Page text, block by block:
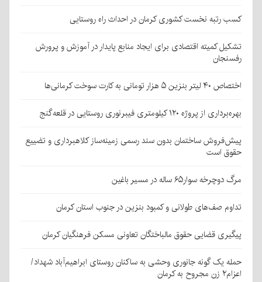
کسب رتبه نخست کشوری کرمان در احداث راه روستایی
تشکیل کمیته اقتصادی برای ایجاد منابع پایدار در آموزش و پرورش
رفسنجان
اختصاص ۴۰ لیتر بنزین ۵ هزار تومانی به کارت سوخت کرمانی‌ها
بهره‌برداری از پروژه ۱۲۰ کیلومتری فیبرنوری روستایی در قلعه‌گنج
پیش‌فروش ساختمان بدون سند رسمی زمینه‌ساز کلاهبرداری و تضییع
حقوق است
مرگ دوچرخه سوار۶۵ ساله در مسیر باغین
تداوم صف‌های طولانی و کمبود بنزین در جنوب استان کرمان
پیگیری قضایی حقوق مالباختگان تعاونی مسکن فرهنگیان کرمان
حمله یک گونه جانوری وحشی به ساکنان روستای ابراهیم‌آباد شهداد/
اعزام۲ زن مجروح به کرمان